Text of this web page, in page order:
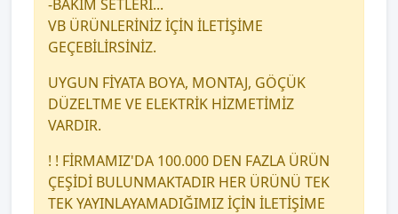
-BAKIM SETLERİ...
VB ÜRÜNLERİNİZ İÇİN İLETİŞİME
GEÇEBİLİRSİNİZ.
UYGUN FİYATA BOYA, MONTAJ, GÖÇÜK
DÜZELTME VE ELEKTRİK HİZMETİMİZ
VARDIR.
! ! FİRMAMIZ'DA 100.000 DEN FAZLA ÜRÜN
ÇEŞİDİ BULUNMAKTADIR HER ÜRÜNÜ TEK
TEK YAYINLAYAMADIĞIMIZ İÇİN İLETİŞİME